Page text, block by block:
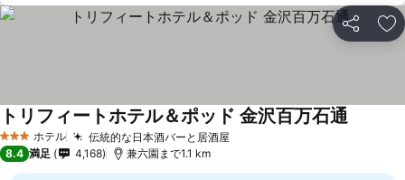
シェア お
3 ホテルのランク
ホテル 伝統的な日本酒バーと居酒屋料金を表示
トリフィートホテル＆ポッド 金沢百万石通料金を
8.4 満足 4,168 兼六園まで1.1 km